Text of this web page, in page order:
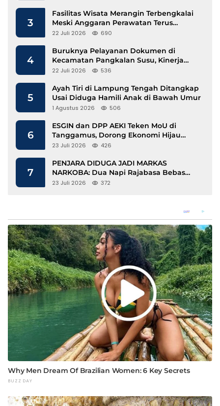
3
Fasilitas Wisata Merangin Terbengkalai
Meski Anggaran Perawatan Terus
Mengalir
22 Juli 2026 690
4
Buruknya Pelayanan Dokumen di
Kecamatan Pangkalan Susu, Kinerja
Disdukcapil Langkat Disorot
22 Juli 2026 536
5
Ayah Tiri di Lampung Tengah Ditangkap
Usai Diduga Hamili Anak di Bawah Umur
1 Agustus 2026 506
6
ESGIN dan DPP AEKI Teken MoU di
Tanggamus, Dorong Ekonomi Hijau
Berbasis Kopi dan Perdagangan Karbon
23 Juli 2026 426
7
PENJARA DIDUGA JADI MARKAS
NARKOBA: Dua Napi Rajabasa Bebas
Gunakan HP, Muncul Dugaan
23 Juli 2026 372